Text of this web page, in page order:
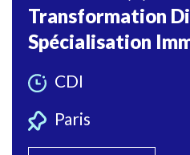
Transformation
Spécialisation
CDI
Paris